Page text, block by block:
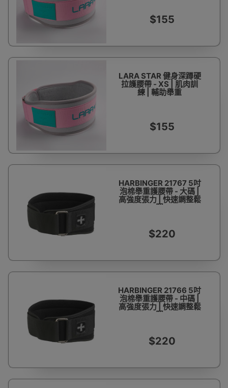
$155
LARA STAR 健身深蹲硬
拉護腰帶 - XS | 肌肉訓
練 | 輔助舉重
$155
HARBINGER 21767 5吋
泡棉舉重護腰帶 - 大碼 |
高強度張力 | 快速調整鬆
緊
$220
HARBINGER 21766 5吋
泡棉舉重護腰帶 - 中碼 |
高強度張力 | 快速調整鬆
緊
$220